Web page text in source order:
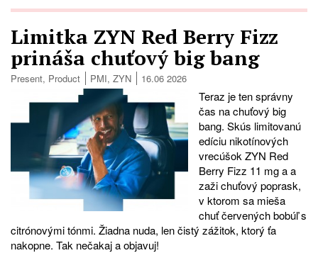
Limitka ZYN Red Berry Fizz
prináša chuťový big bang
Present, Product PMI, ZYN 16.06 2026
Teraz je ten správny
čas na chuťový big
bang. Skús limitovanú
edíciu nikotínových
vrecúšok ZYN Red
Berry Fizz 11 mg a a
zaži chuťový poprask,
v ktorom sa mieša
chuť červených bobúľ s
citrónovými tónmi. Žiadna nuda, len čistý zážitok, ktorý ťa
nakopne. Tak nečakaj a objavuj!